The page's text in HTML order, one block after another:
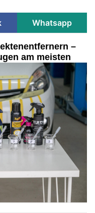
Whatsapp
–
am meisten